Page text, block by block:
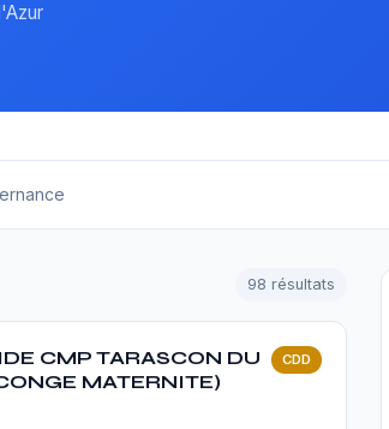
98 résultats
CMP TARASCON DU
MATERNITE)
CDD